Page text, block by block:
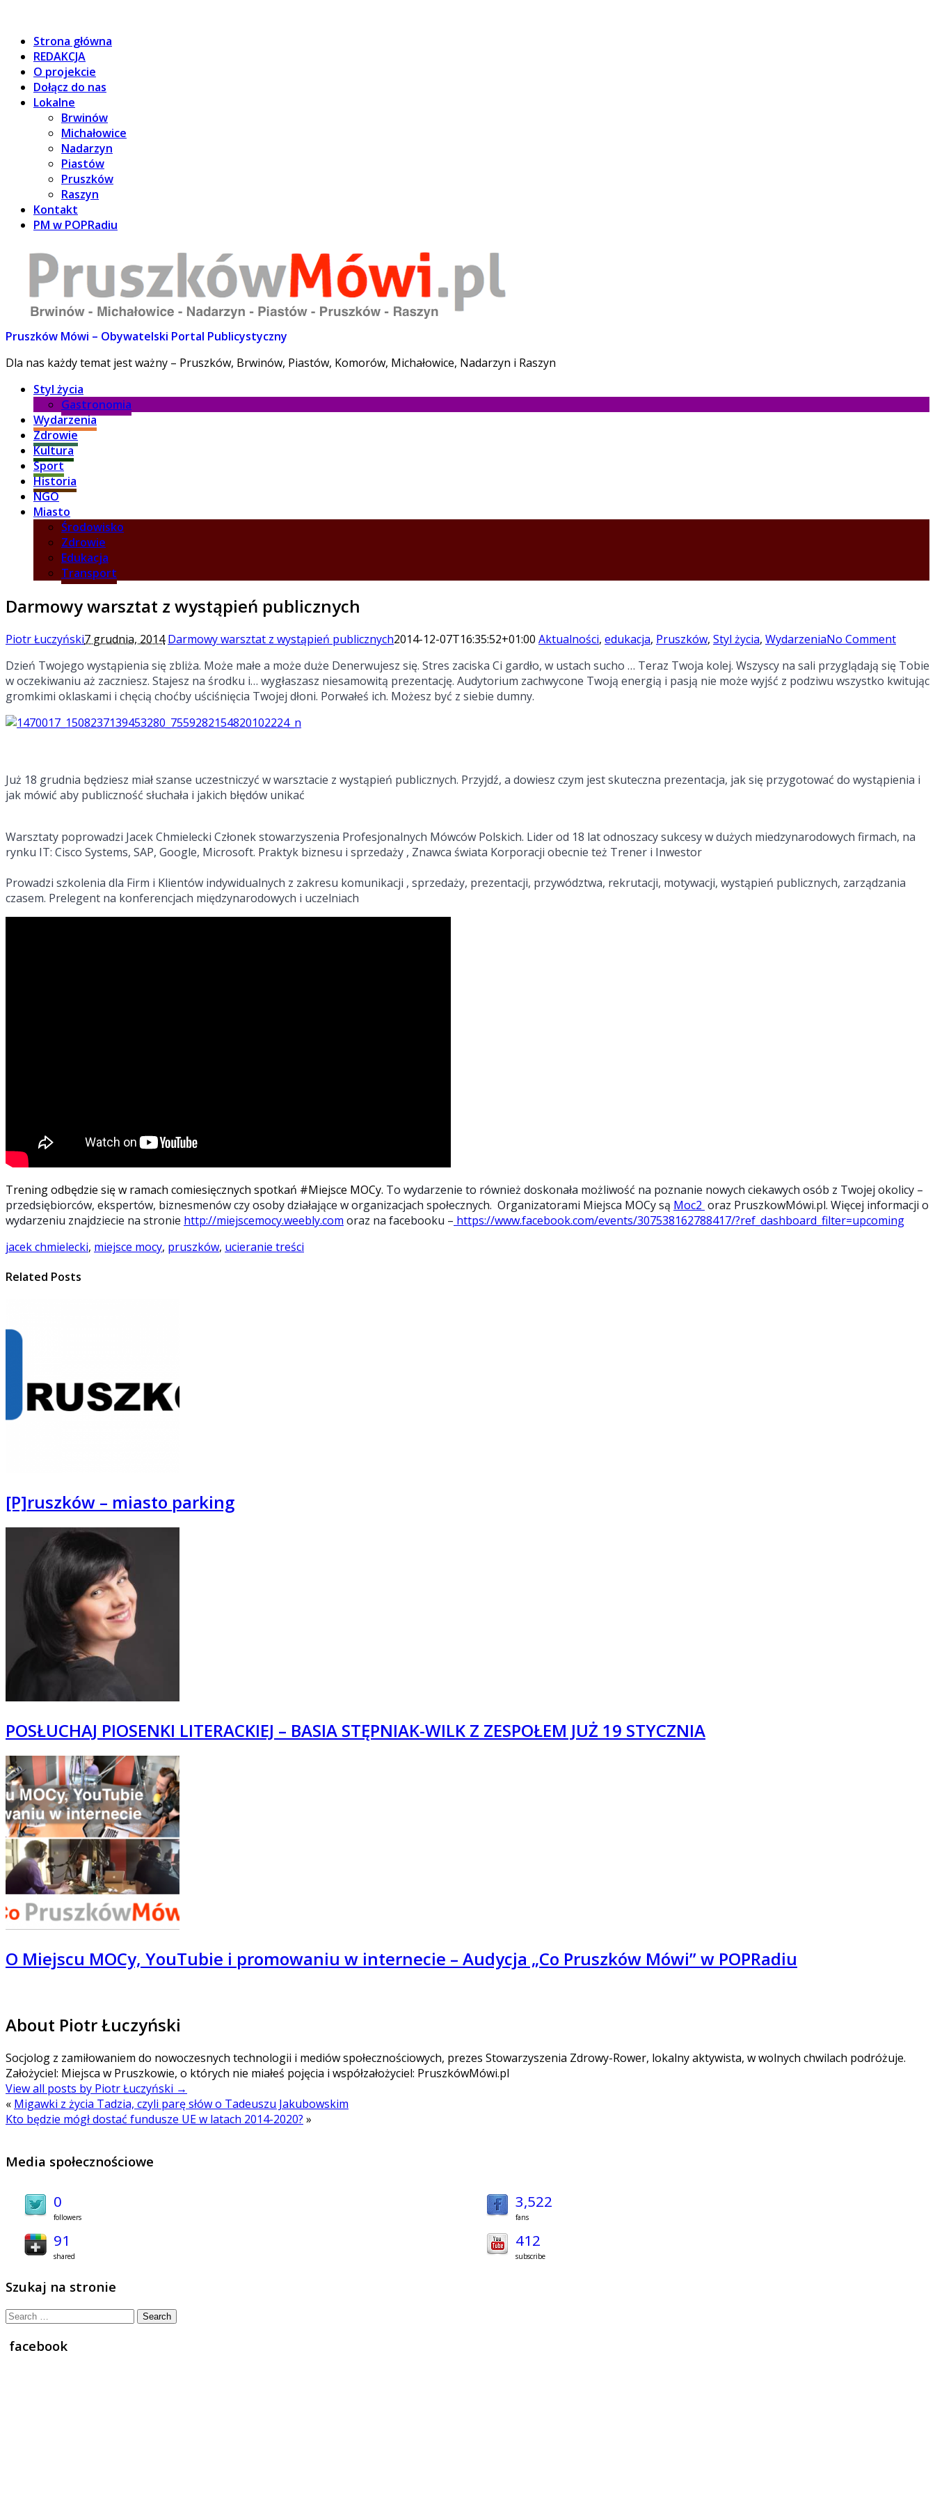
Strona główna
REDAKCJA
O projekcie
Dołącz do nas
Lokalne
Brwinów
Michałowice
Nadarzyn
Piastów
Pruszków
Raszyn
Kontakt
PM w POPRadiu
Pruszków Mówi – Obywatelski Portal Publicystyczny
Dla nas każdy temat jest ważny – Pruszków, Brwinów, Piastów, Komorów, Michałowice, Nadarzyn i Raszyn
Styl życia
Gastronomia
Wydarzenia
Zdrowie
Kultura
Sport
Historia
NGO
Miasto
Środowisko
Zdrowie
Edukacja
Transport
Darmowy warsztat z wystąpień publicznych
Piotr Łuczyński7 grudnia, 2014 Darmowy warsztat z wystąpień publicznych2014-12-07T16:35:52+01:00 Aktualności, edukacja, Pruszków, Styl życia, WydarzeniaNo Comment
Dzień Twojego wystąpienia się zbliża. Może małe a może duże Denerwujesz się. Stres zaciska Ci gardło, w ustach sucho … Teraz Twoja kolej. Wszyscy na sali przyglądają się Tobie
w oczekiwaniu aż zaczniesz. Stajesz na środku i… wygłaszasz niesamowitą prezentację. Audytorium zachwycone Twoją energią i pasją nie może wyjść z podziwu wszystko kwitując
gromkimi oklaskami i chęcią choćby uściśnięcia Twojej dłoni. Porwałeś ich. Możesz być z siebie dumny.
Już 18 grudnia będziesz miał szanse uczestniczyć w warsztacie z wystąpień publicznych. Przyjdź, a dowiesz czym jest skuteczna prezentacja, jak się przygotować do wystąpienia i
jak mówić aby publiczność słuchała i jakich błędów unikać
Warsztaty poprowadzi Jacek Chmielecki Członek stowarzyszenia Profesjonalnych Mówców Polskich. Lider od 18 lat odnoszacy sukcesy w dużych miedzynarodowych firmach, na
rynku IT: Cisco Systems, SAP, Google, Microsoft. Praktyk biznesu i sprzedaży , Znawca świata Korporacji obecnie też Trener i Inwestor
Prowadzi szkolenia dla Firm i Klientów indywidualnych z zakresu komunikacji , sprzedaży, prezentacji, przywództwa, rekrutacji, motywacji, wystąpień publicznych, zarządzania
czasem. Prelegent na konferencjach międzynarodowych i uczelniach
Trening odbędzie się w ramach comiesięcznych spotkań #Miejsce MOCy. To wydarzenie to również doskonała możliwość na poznanie nowych ciekawych osób z Twojej okolicy –
przedsiębiorców, ekspertów, biznesmenów czy osoby działające w organizacjach społecznych. Organizatorami Miejsca MOCy są Moc2 oraz PruszkowMówi.pl. Więcej informacji o
wydarzeniu znajdziecie na stronie http://miejscemocy.weebly.com oraz na facebooku – https://www.facebook.com/events/307538162788417/?ref_dashboard_filter=upcoming
jacek chmielecki, miejsce mocy, pruszków, ucieranie treści
Related Posts
[P]ruszków – miasto parking
POSŁUCHAJ PIOSENKI LITERACKIEJ – BASIA STĘPNIAK-WILK Z ZESPOŁEM JUŻ 19 STYCZNIA
O Miejscu MOCy, YouTubie i promowaniu w internecie – Audycja „Co Pruszków Mówi” w POPRadiu
About Piotr Łuczyński
Socjolog z zamiłowaniem do nowoczesnych technologii i mediów społecznościowych, prezes Stowarzyszenia Zdrowy-Rower, lokalny aktywista, w wolnych chwilach podróżuje.
Założyciel: Miejsca w Pruszkowie, o których nie miałeś pojęcia i współzałożyciel: PruszkówMówi.pl
View all posts by Piotr Łuczyński →
« Migawki z życia Tadzia, czyli parę słów o Tadeuszu Jakubowskim
Kto będzie mógł dostać fundusze UE w latach 2014-2020? »
Media społecznościowe
0
followers
3,522
fans
91
shared
412
subscribe
Szukaj na stronie
Search
facebook